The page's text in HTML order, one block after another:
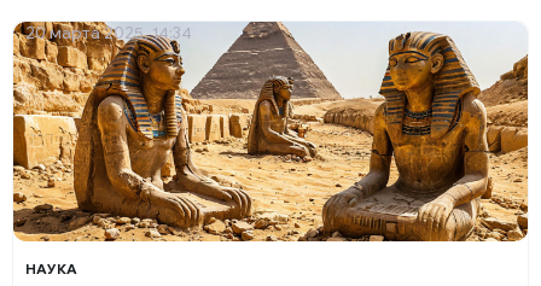
НАУКА
20 марта 2025, 14:34